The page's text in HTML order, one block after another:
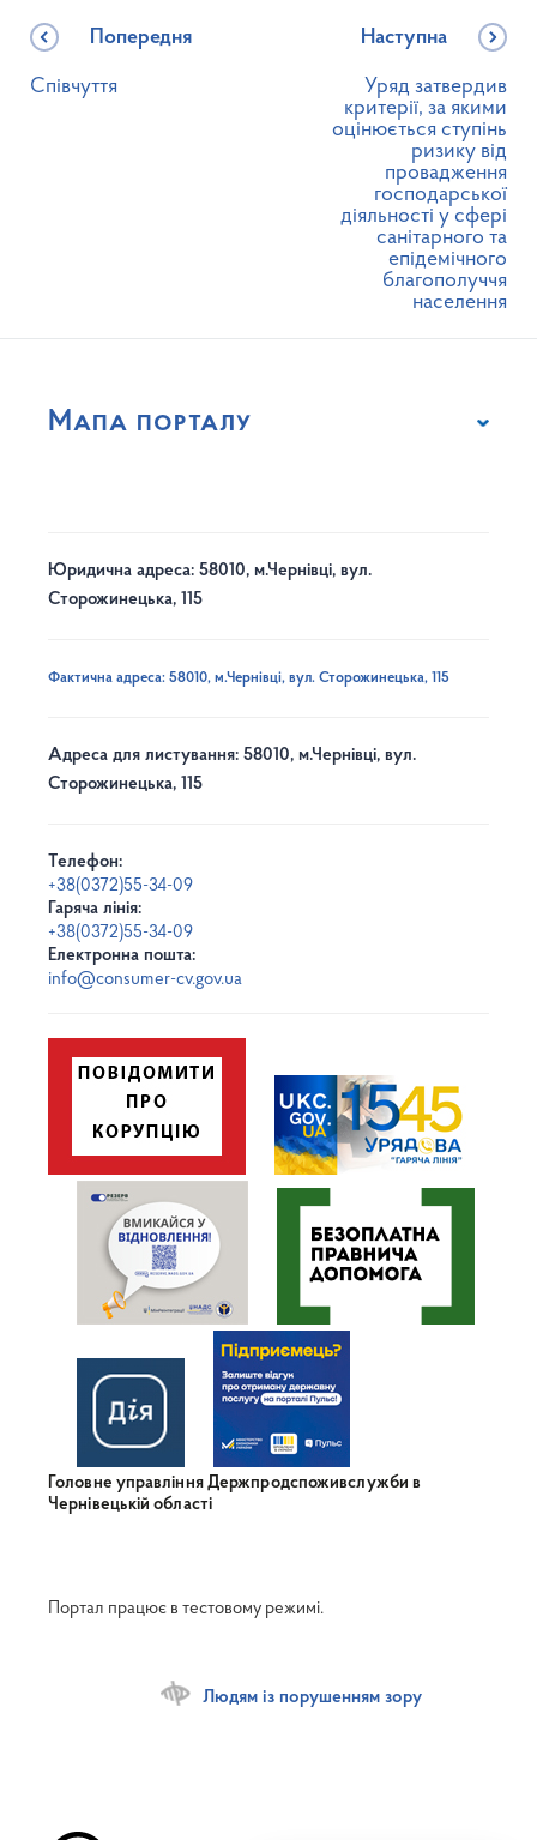
Попередня
Співчуття
Наступна
Уряд затвердив
критерії, за якими
оцінюється ступінь
ризику від
провадження
господарської
діяльності у сфері
санітарного та
епідемічного
благополуччя
населення
Мапа порталу
Юридична адреса: 58010, м.Чернівці, вул.
Сторожинецька, 115
Фактична адреса: 58010, м.Чернівці, вул. Сторожинецька, 115
Адреса для листування: 58010, м.Чернівці, вул.
Сторожинецька, 115
Телефон:
+38(0372)55-34-09
Гаряча лінія:
+38(0372)55-34-09
Електронна пошта:
info@consumer-cv.gov.ua
Головне управління Держпродспоживслужби в
Чернівецькій області
Портал працює в тестовому режимі.
Людям із порушенням зору